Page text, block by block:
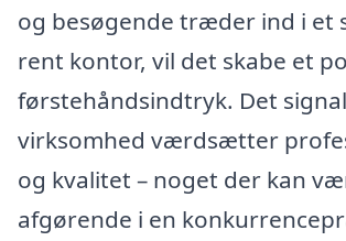
og besøgende træder ind i et
rent kontor, vil det skabe et
førstehåndsindtryk. Det
virksomhed værdsætter
og kvalitet – noget der kan
afgørende i en